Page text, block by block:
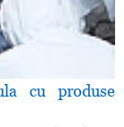
cu produse